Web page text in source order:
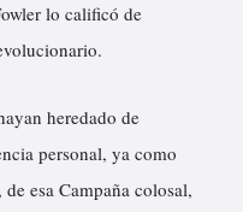
lo calificó de
heredado de
personal, ya como
esa Campaña colosal,